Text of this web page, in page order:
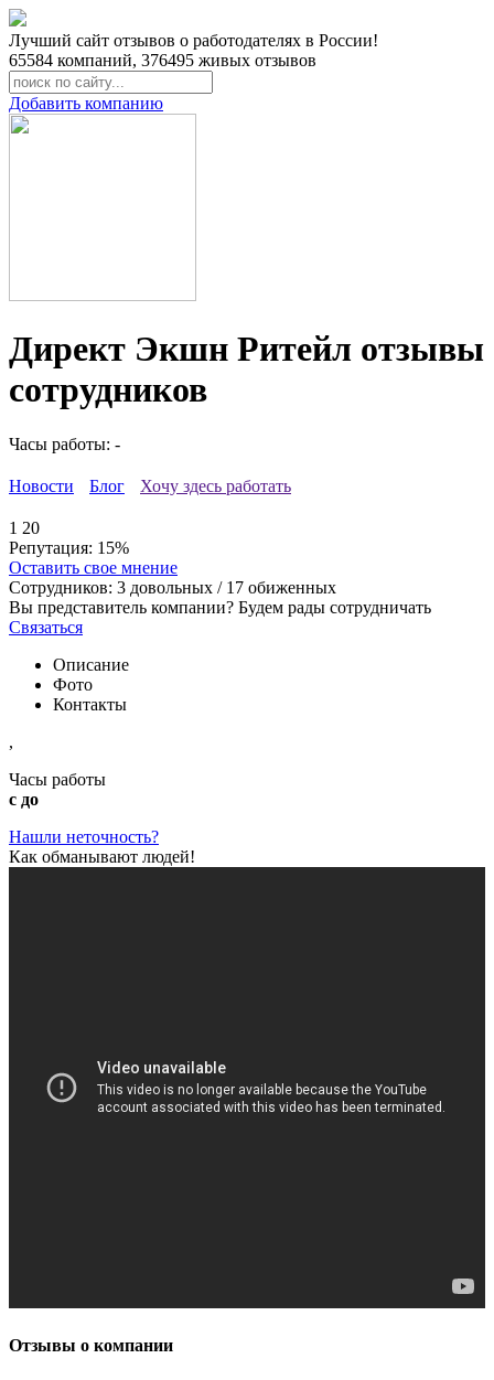
Лучший сайт отзывов о работодателях в России!
65584 компаний, 376495 живых отзывов
Добавить компанию
Директ Экшн Ритейл отзывы
сотрудников
Часы работы: -
Новости Блог Хочу здесь работать
1 20
Репутация: 15%
Оставить свое мнение
Сотрудников: 3 довольных / 17 обиженных
Вы представитель компании? Будем рады сотрудничать
Связаться
Описание
Фото
Контакты
,
Часы работы
с до
Нашли неточность?
Как обманывают людей!
Отзывы о компании